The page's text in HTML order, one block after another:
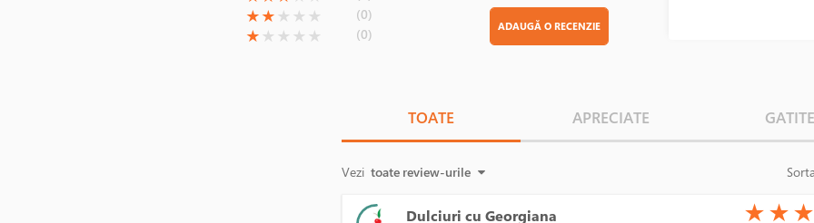
(*)
★(*)
★ ( )
★ ( )
★ ( )
★ (0)
(*)
★ ( )
★ ( )
★ ( )
★ ( )
★ (0) ADAUGĂ O RECENZIE
TOATE APRECIATE GATITE
Vezi toate review-urile
Dulciuri cu Georgiana (*)
★ (*)
★ (*)
★